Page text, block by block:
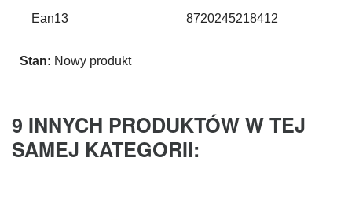
Ean13 8720245218412
Stan: Nowy produkt
9 INNYCH PRODUKTÓW W TEJ
SAMEJ KATEGORII: